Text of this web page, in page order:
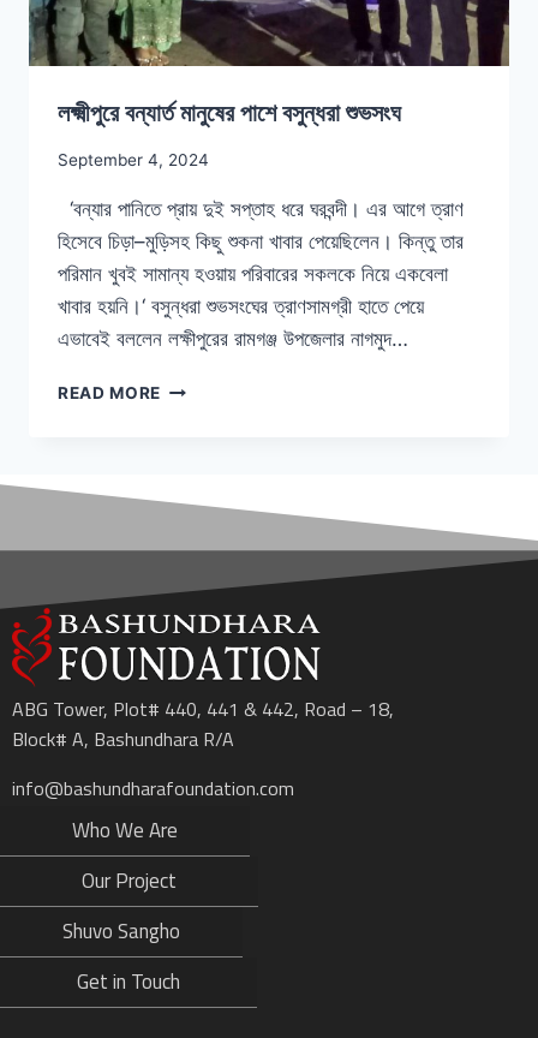
লক্ষ্মীপুরে বন্যার্ত মানুষের পাশে বসুন্ধরা শুভসংঘ
September 4, 2024
‘বন্যার পানিতে প্রায় দুই সপ্তাহ ধরে ঘরবন্দী। এর আগে ত্রাণ
হিসেবে চিড়া–মুড়িসহ কিছু শুকনা খাবার পেয়েছিলেন। কিন্তু তার
পরিমান খুবই সামান্য হওয়ায় পরিবারের সকলকে নিয়ে একবেলা
খাবার হয়নি।‘ বসুন্ধরা শুভসংঘের ত্রাণসামগ্রী হাতে পেয়ে
এভাবেই বললেন লক্ষীপুরের রামগঞ্জ উপজেলার নাগমুদ…
READ MORE
ABG Tower, Plot# 440, 441 & 442, Road – 18,
Block# A, Bashundhara R/A
info@bashundharafoundation.com
Who We Are
Our Project
Shuvo Sangho
Get in Touch